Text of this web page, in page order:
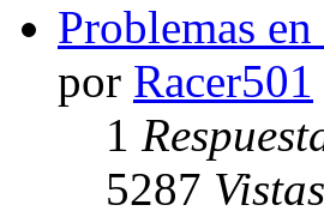
Problemas
por Racer501
1
5287 Vistas